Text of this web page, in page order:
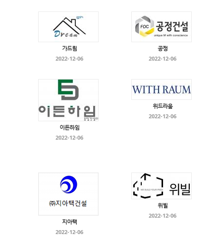
가드림
2022-12-06
공정
2022-12-06
이든하임
2022-12-06
위드라움
2022-12-06
지아택
2022-12-06
위빌
2022-12-06